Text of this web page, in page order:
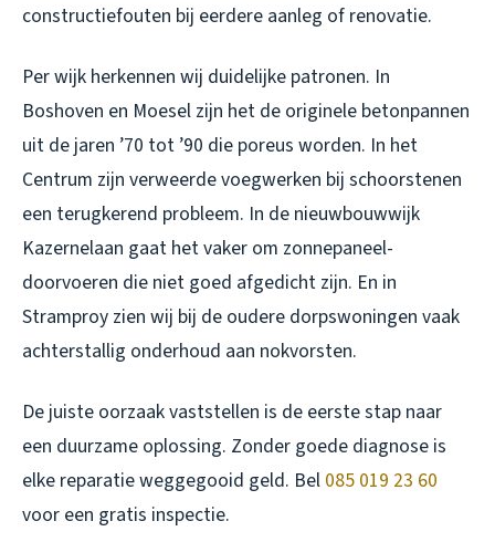
constructiefouten bij eerdere aanleg of renovatie.
Per wijk herkennen wij duidelijke patronen. In
Boshoven en Moesel zijn het de originele betonpannen
uit de jaren ’70 tot ’90 die poreus worden. In het
Centrum zijn verweerde voegwerken bij schoorstenen
een terugkerend probleem. In de nieuwbouwwijk
Kazernelaan gaat het vaker om zonnepaneel-
doorvoeren die niet goed afgedicht zijn. En in
Stramproy zien wij bij de oudere dorpswoningen vaak
achterstallig onderhoud aan nokvorsten.
De juiste oorzaak vaststellen is de eerste stap naar
een duurzame oplossing. Zonder goede diagnose is
elke reparatie weggegooid geld. Bel 085 019 23 60
voor een gratis inspectie.